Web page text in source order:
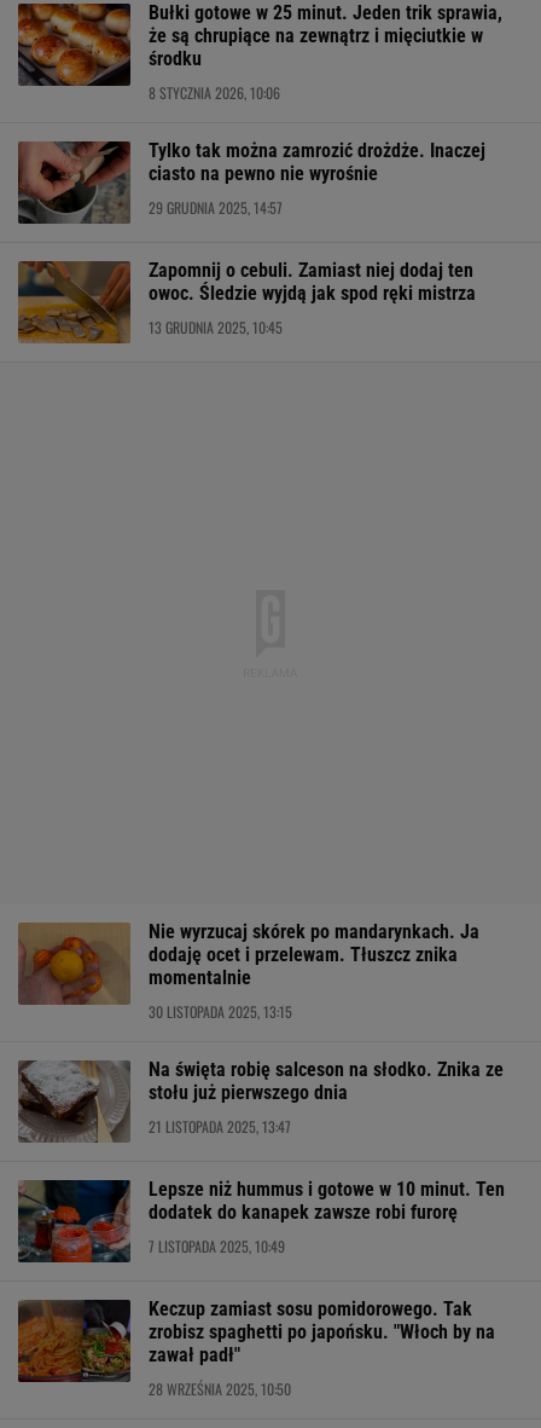
Bułki gotowe w 25 minut. Jeden trik sprawia,
że są chrupiące na zewnątrz i mięciutkie w
środku
8 STYCZNIA 2026, 10:06
Tylko tak można zamrozić drożdże. Inaczej
ciasto na pewno nie wyrośnie
29 GRUDNIA 2025, 14:57
Zapomnij o cebuli. Zamiast niej dodaj ten
owoc. Śledzie wyjdą jak spod ręki mistrza
13 GRUDNIA 2025, 10:45
Nie wyrzucaj skórek po mandarynkach. Ja
dodaję ocet i przelewam. Tłuszcz znika
momentalnie
30 LISTOPADA 2025, 13:15
Na święta robię salceson na słodko. Znika ze
stołu już pierwszego dnia
21 LISTOPADA 2025, 13:47
Lepsze niż hummus i gotowe w 10 minut. Ten
dodatek do kanapek zawsze robi furorę
7 LISTOPADA 2025, 10:49
Keczup zamiast sosu pomidorowego. Tak
zrobisz spaghetti po japońsku. "Włoch by na
zawał padł"
28 WRZEŚNIA 2025, 10:50